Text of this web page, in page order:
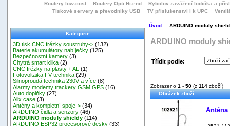
Routery low-cost
Routery Opti Hi-end
Rybolov zavážecí lodička a přísl
Tiskové servery a převodníky USB
TV příslušenství i k UPC
Kategorie
3D tisk CNC frézky soustruhy-> (132)
Baterie akumulátory nabíječky (125)
Bezpečnostní kamery (3)
Chytrá smart klika (2)
CNC frézky na plasty + AL
(1)
Fotovoltaika FV technika (29)
Silnoproudá technika 230V a více (8)
Alarmy modemy trackery GSM GPS (16)
Auto doplňky (27)
Alix case (3)
Antény a kompletní spoje-> (34)
ARDUINO čidla a senzory (46)
ARDUINO moduly shieldy (114)
ARDUINO ESP32 procesorové desky (33)
Úvod:: ARDUINO moduly
ARDUINO moduly
Třídit podle:
Zobrazeno 1 - 50 (z 114 zboží)
Obrázek zboží